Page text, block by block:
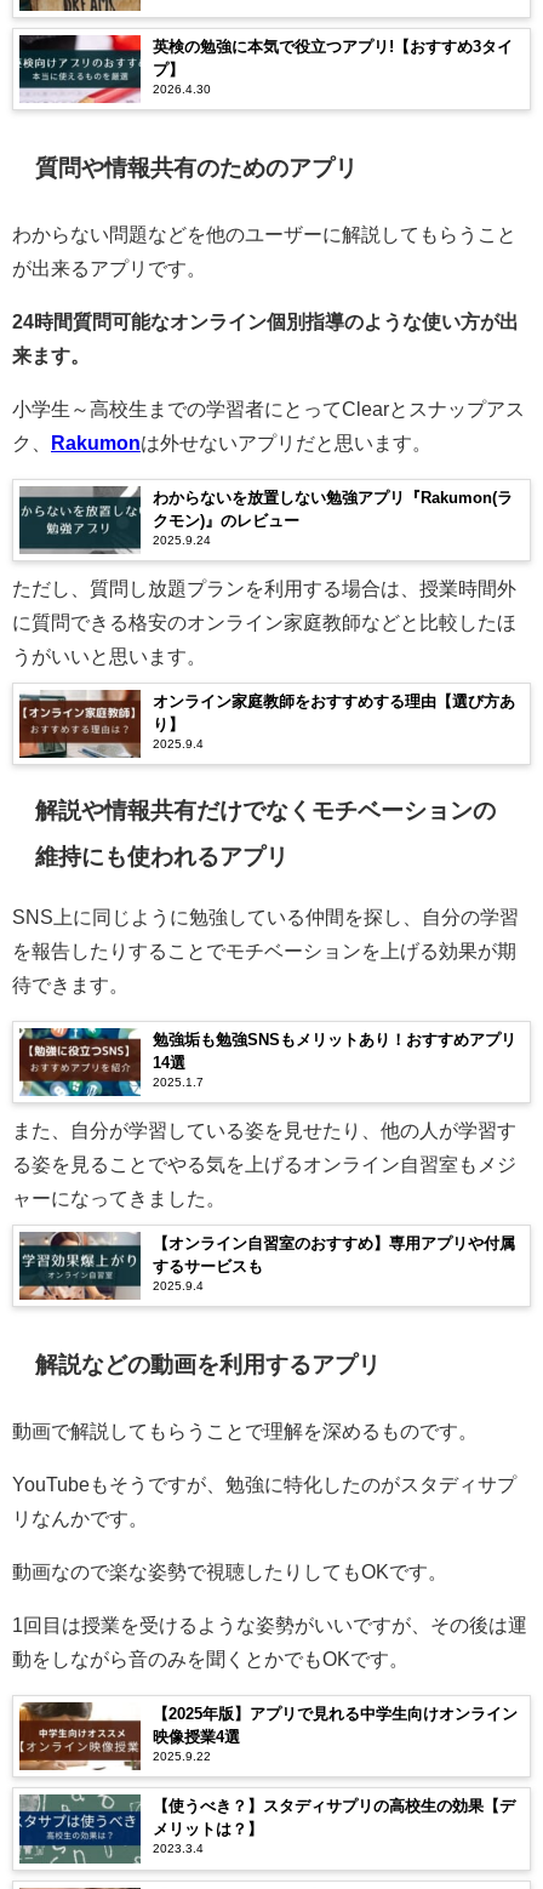
英検の勉強に本気で役立つアプリ!【おすすめ3タイ
プ】
2026.4.30
質問や情報共有のためのアプリ
わからない問題などを他のユーザーに解説してもらうこと
が出来るアプリです。
24時間質問可能なオンライン個別指導のような使い方が出
来ます。
小学生～高校生までの学習者にとってClearとスナップアス
ク、
Rakumonは外せないアプリだと思います。
わからないを放置しない勉強アプリ『Rakumon(ラ
クモン)』のレビュー
2025.9.24
ただし、質問し放題プランを利用する場合は、授業時間外
に質問できる格安のオンライン家庭教師などと比較したほ
うがいいと思います。
オンライン家庭教師をおすすめする理由【選び方あ
り】
2025.9.4
解説や情報共有だけでなくモチベーションの
維持にも使われるアプリ
SNS上に同じように勉強している仲間を探し、自分の学習
を報告したりすることでモチベーションを上げる効果が期
待できます。
勉強垢も勉強SNSもメリットあり！おすすめアプリ
14選
2025.1.7
また、自分が学習している姿を見せたり、他の人が学習す
る姿を見ることでやる気を上げるオンライン自習室もメジ
ャーになってきました。
【オンライン自習室のおすすめ】専用アプリや付属
するサービスも
2025.9.4
解説などの動画を利用するアプリ
動画で解説してもらうことで理解を深めるものです。
YouTubeもそうですが、勉強に特化したのがスタディサプ
リなんかです。
動画なので楽な姿勢で視聴したりしてもOKです。
1回目は授業を受けるような姿勢がいいですが、その後は運
動をしながら音のみを聞くとかでもOKです。
【2025年版】アプリで見れる中学生向けオンライン
映像授業4選
2025.9.22
【使うべき？】スタディサプリの高校生の効果【デ
メリットは？】
2023.3.4